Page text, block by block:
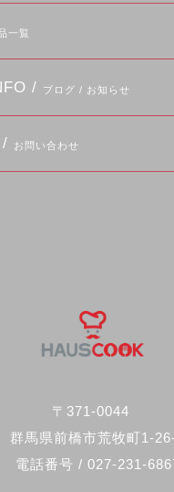
〒371-0044
群馬県前橋市荒牧町1-
電話番号 / 027-231-
一覧
/ ブログ / お知らせ
/ お問い合わせ